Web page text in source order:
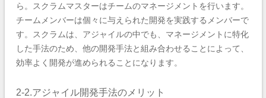
ら。スクラムマスターはチームのマネージメントを行います。
チームメンバーは個々に与えられた開発を実践するメンバーで
す。スクラムは、アジャイルの中でも、マネージメントに特化
した手法のため、他の開発手法と組み合わせることによって、
効率よく開発が進められることになります。
2-2.アジャイル開発手法のメリット